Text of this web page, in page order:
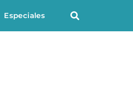
Especiales